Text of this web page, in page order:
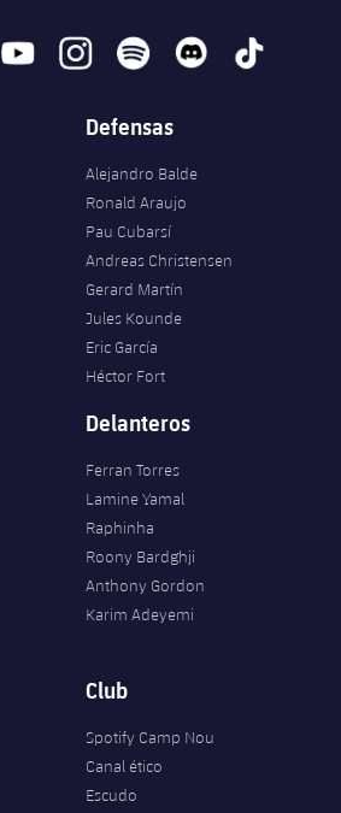
youtubeinstagramspotify discord tiktok
Defensas
Alejandro Balde
Ronald Araujo
Pau Cubarsí
Andreas Christensen
Gerard Martín
Jules Kounde
Eric García
Héctor Fort
Delanteros
Ferran Torres
Lamine Yamal
Raphinha
Roony Bardghji
Anthony Gordon
Karim Adeyemi
Club
Spotify Camp Nou
Canal ético
Escudo